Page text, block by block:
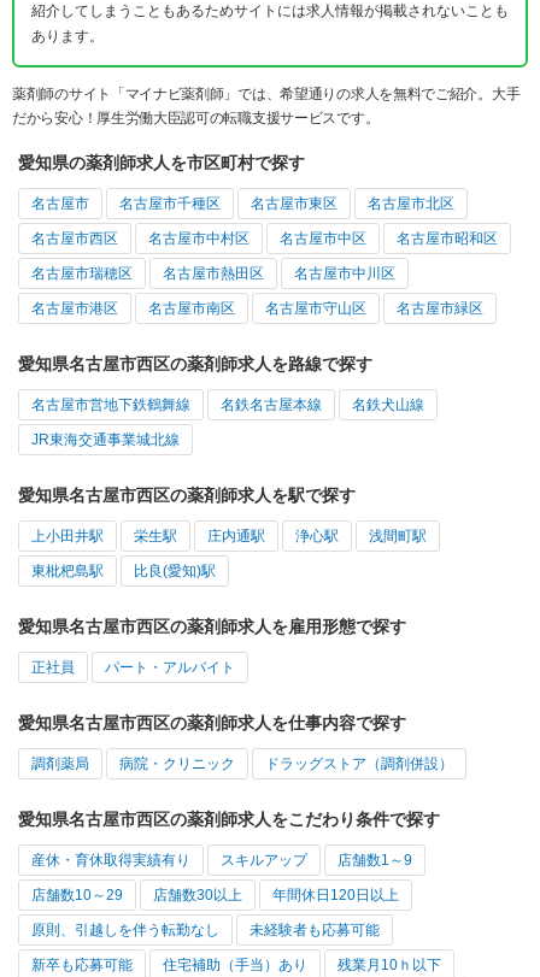
紹介してしまうこともあるためサイトには求人情報が掲載されないことも
あります。
薬剤師のサイト「マイナビ薬剤師」では、希望通りの求人を無料でご紹介。大手
だから安心！厚生労働大臣認可の転職支援サービスです。
愛知県の薬剤師求人を市区町村で探す
名古屋市 名古屋市千種区 名古屋市東区 名古屋市北区
名古屋市西区 名古屋市中村区 名古屋市中区 名古屋市昭和区
名古屋市瑞穂区 名古屋市熱田区 名古屋市中川区
名古屋市港区 名古屋市南区 名古屋市守山区 名古屋市緑区
愛知県名古屋市西区の薬剤師求人を路線で探す
名古屋市営地下鉄鶴舞線 名鉄名古屋本線 名鉄犬山線
JR東海交通事業城北線
愛知県名古屋市西区の薬剤師求人を駅で探す
上小田井駅 栄生駅 庄内通駅 浄心駅 浅間町駅
東枇杷島駅 比良(愛知)駅
愛知県名古屋市西区の薬剤師求人を雇用形態で探す
正社員 パート・アルバイト
愛知県名古屋市西区の薬剤師求人を仕事内容で探す
調剤薬局 病院・クリニック ドラッグストア（調剤併設）
愛知県名古屋市西区の薬剤師求人をこだわり条件で探す
産休・育休取得実績有り スキルアップ 店舗数1～9
店舗数10～29 店舗数30以上 年間休日120日以上
原則、引越しを伴う転勤なし 未経験者も応募可能
新卒も応募可能 住宅補助（手当）あり 残業月10ｈ以下